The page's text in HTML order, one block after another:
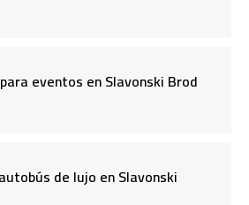
eventos en Slavonski Brod
de lujo en Slavonski